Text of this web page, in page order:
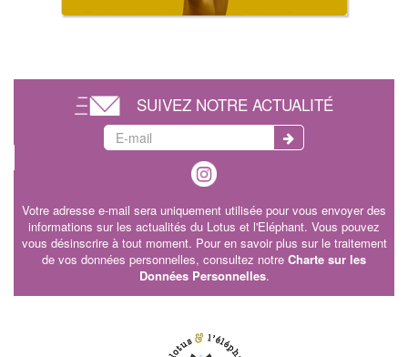
SUIVEZ NOTRE ACTUALITÉ
Votre adresse e-mail sera uniquement utilisée pour vous envoyer des
informations sur les actualités du Lotus et l'Eléphant. Vous pouvez
vous désinscrire à tout moment. Pour en savoir plus sur le traitement
de vos données personnelles, consultez notre Charte sur les
Données Personnelles.